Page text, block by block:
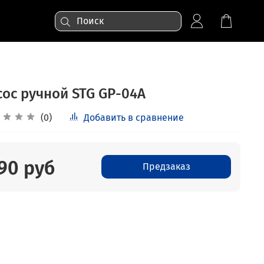
ручной STG GP-04A
(0) Добавить в сравнение
руб Предзаказ